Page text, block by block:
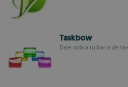
Taskbow
Dale vida a tu barra de